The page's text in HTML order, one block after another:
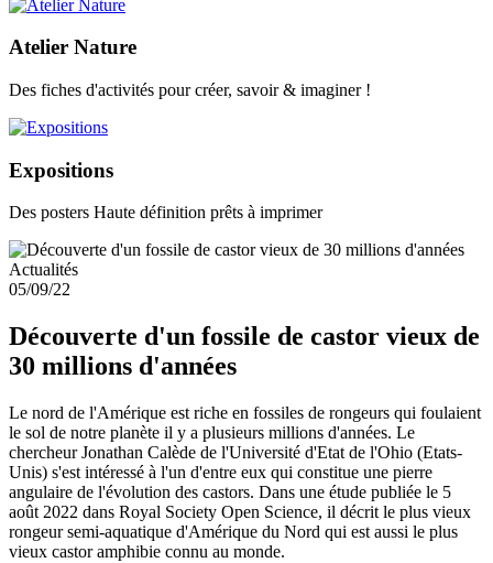
Atelier Nature
Des fiches d'activités pour créer, savoir & imaginer !
Expositions
Des posters Haute définition prêts à imprimer
Actualités
05/09/22
Découverte d'un fossile de castor vieux de
30 millions d'années
Le nord de l'Amérique est riche en fossiles de rongeurs qui foulaient
le sol de notre planète il y a plusieurs millions d'années. Le
chercheur Jonathan Calède de l'Université d'Etat de l'Ohio (Etats-
Unis) s'est intéressé à l'un d'entre eux qui constitue une pierre
angulaire de l'évolution des castors. Dans une étude publiée le 5
août 2022 dans Royal Society Open Science, il décrit le plus vieux
rongeur semi-aquatique d'Amérique du Nord qui est aussi le plus
vieux castor amphibie connu au monde.